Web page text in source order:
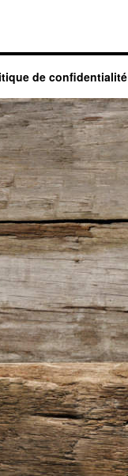
de confidentialité